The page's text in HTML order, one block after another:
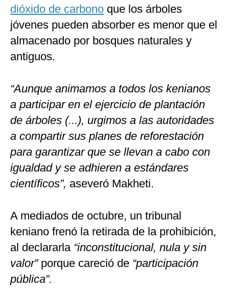
dióxido de carbono que los árboles
jóvenes pueden absorber es menor que el
almacenado por bosques naturales y
antiguos.
“Aunque animamos a todos los kenianos
a participar en el ejercicio de plantación
de árboles (...), urgimos a las autoridades
a compartir sus planes de reforestación
para garantizar que se llevan a cabo con
igualdad y se adhieren a estándares
científicos”, aseveró Makheti.
A mediados de octubre, un tribunal
keniano frenó la retirada de la prohibición,
al declararla “inconstitucional, nula y sin
valor” porque careció de “participación
pública”.